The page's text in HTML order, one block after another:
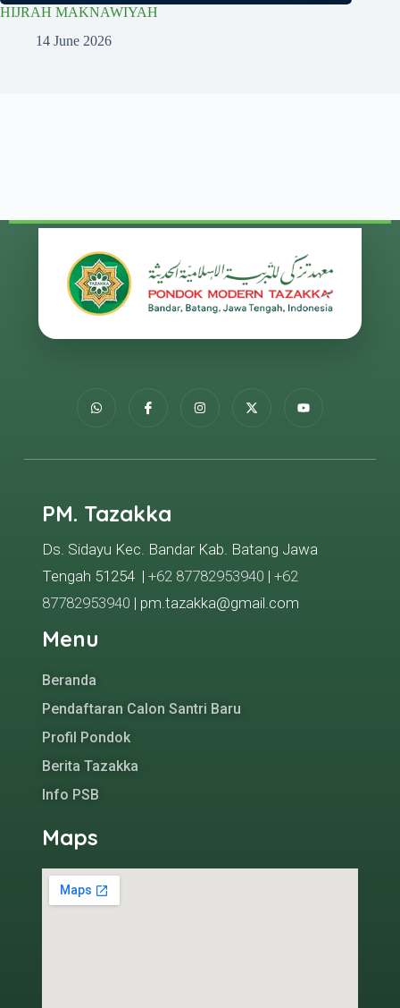
HIJRAH MAKNAWIYAH
14 June 2026
PM. Tazakka
Ds. Sidayu Kec. Bandar Kab. Batang Jawa
Tengah 51254 | +62 87782953940 | +62
87782953940 | pm.tazakka@gmail.com
Menu
Beranda
Pendaftaran Calon Santri Baru
Profil Pondok
Berita Tazakka
Info PSB
Maps